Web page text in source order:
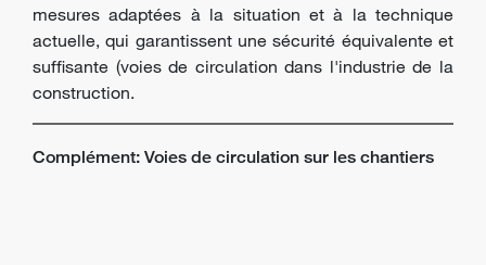
mesures adaptées à la situation et à la technique
actuelle, qui garantissent une sécurité équivalente et
suffisante (voies de circulation dans l'industrie de la
construction.
Complément: Voies de circulation sur les chantiers